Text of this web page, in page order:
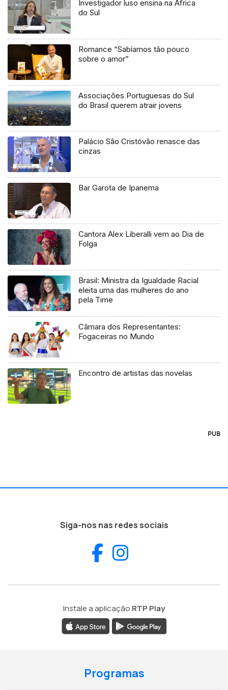
Investigador luso ensina na África
do Sul
Romance “Sabíamos tão pouco
sobre o amor”
Associações Portuguesas do Sul
do Brasil querem atrair jovens
Palácio São Cristóvão renasce das
cinzas
Bar Garota de Ipanema
Cantora Alex Liberalli vem ao Dia de
Folga
Brasil: Ministra da Igualdade Racial
eleita uma das mulheres do ano
pela Time
Câmara dos Representantes:
Fogaceiras no Mundo
Encontro de artistas das novelas
PUB
Siga-nos nas redes sociais
Facebook
Instale a aplicação RTP Play
Programas